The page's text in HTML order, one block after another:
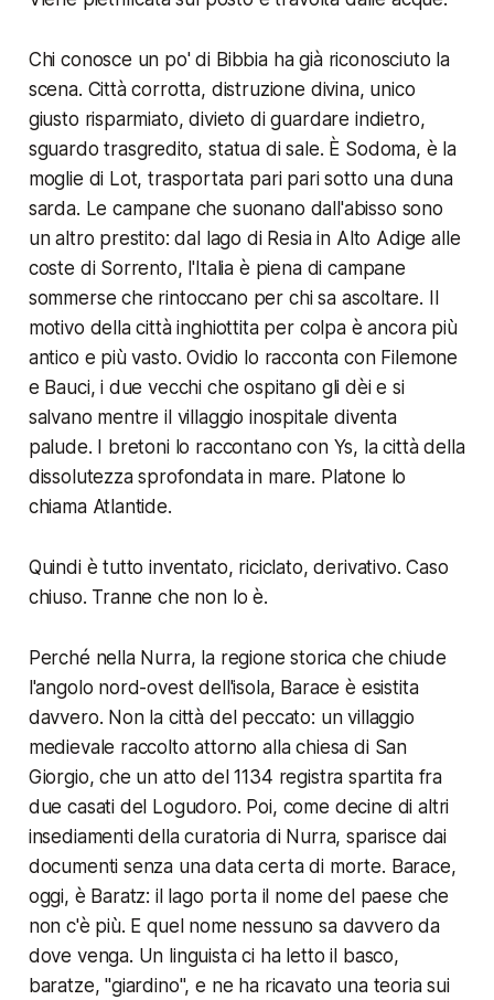
Chi conosce un po' di Bibbia ha già riconosciuto la
scena. Città corrotta, distruzione divina, unico
giusto risparmiato, divieto di guardare indietro,
sguardo trasgredito, statua di sale. È Sodoma, è la
moglie di Lot, trasportata pari pari sotto una duna
sarda. Le campane che suonano dall'abisso sono
un altro prestito: dal lago di Resia in Alto Adige alle
coste di Sorrento, l'Italia è piena di campane
sommerse che rintoccano per chi sa ascoltare. Il
motivo della città inghiottita per colpa è ancora più
antico e più vasto. Ovidio lo racconta con Filemone
e Bauci, i due vecchi che ospitano gli dèi e si
salvano mentre il villaggio inospitale diventa
palude. I bretoni lo raccontano con Ys, la città della
dissolutezza sprofondata in mare. Platone lo
chiama Atlantide.
Quindi è tutto inventato, riciclato, derivativo. Caso
chiuso. Tranne che non lo è.
Perché nella Nurra, la regione storica che chiude
l'angolo nord-ovest dell'isola, Barace è esistita
davvero. Non la città del peccato: un villaggio
medievale raccolto attorno alla chiesa di San
Giorgio, che un atto del 1134 registra spartita fra
due casati del Logudoro. Poi, come decine di altri
insediamenti della curatoria di Nurra, sparisce dai
documenti senza una data certa di morte. Barace,
oggi, è Baratz: il lago porta il nome del paese che
non c'è più. E quel nome nessuno sa davvero da
dove venga. Un linguista ci ha letto il basco,
baratze, "giardino", e ne ha ricavato una teoria sui